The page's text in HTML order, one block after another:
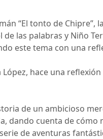
“El tonto de
de las palabras y Niño
este tema con una
hace una
de un ambicioso
dando cuenta de
de aventuras